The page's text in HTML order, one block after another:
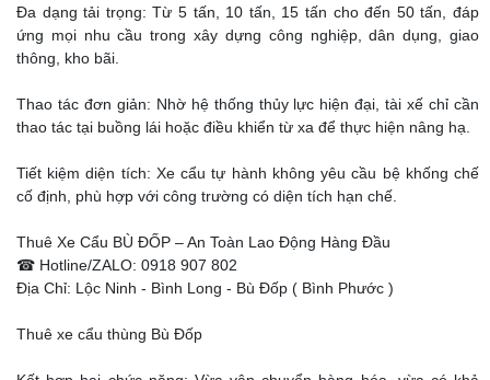
Đa dạng tải trọng: Từ 5 tấn, 10 tấn, 15 tấn cho đến 50 tấn, đáp
ứng mọi nhu cầu trong xây dựng công nghiệp, dân dụng, giao
thông, kho bãi.
Thao tác đơn giản: Nhờ hệ thống thủy lực hiện đại, tài xế chỉ cần
thao tác tại buồng lái hoặc điều khiển từ xa để thực hiện nâng hạ.
Tiết kiệm diện tích: Xe cẩu tự hành không yêu cầu bệ khống chế
cố định, phù hợp với công trường có diện tích hạn chế.
Thuê Xe Cẩu BÙ ĐỐP – An Toàn Lao Động Hàng Đầu
☎ Hotline/ZALO: 0918 907 802
Địa Chỉ: Lộc Ninh - Bình Long - Bù Đốp ( Bình Phước )
Thuê xe cẩu thùng Bù Đốp